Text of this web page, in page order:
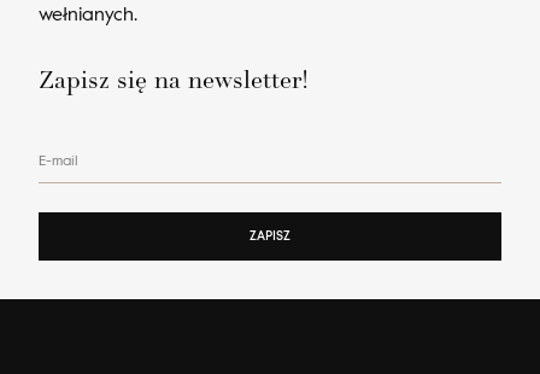
wełnianych.
Zapisz się na newsletter!
E-mail
ZAPISZ